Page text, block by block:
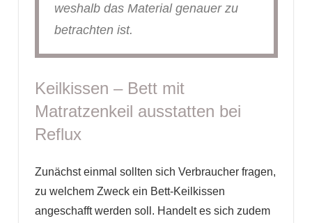
weshalb das Material genauer zu
betrachten ist.
Keilkissen – Bett mit
Matratzenkeil ausstatten bei
Reflux
Zunächst einmal sollten sich Verbraucher fragen,
zu welchem Zweck ein Bett-Keilkissen
angeschafft werden soll. Handelt es sich zudem